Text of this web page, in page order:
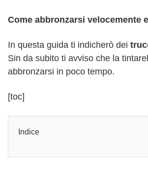
Come abbronzarsi velocemente
In questa guida ti indicherò dei
Sin da subito ti avviso che la
abbronzarsi in poco tempo.
[toc]
Indice